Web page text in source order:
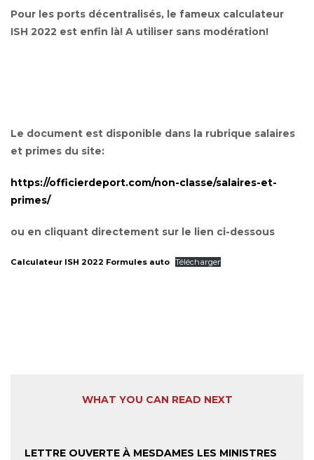
Pour les ports décentralisés, le fameux calculateur
ISH 2022 est enfin là! A utiliser sans modération!
Le document est disponible dans la rubrique salaires
et primes du site:
https://officierdeport.com/non-classe/salaires-et-
primes/
ou en cliquant directement sur le lien ci-dessous
Calculateur ISH 2022 Formules auto Télécharger
WHAT YOU CAN READ NEXT
LETTRE OUVERTE À MESDAMES LES MINISTRES